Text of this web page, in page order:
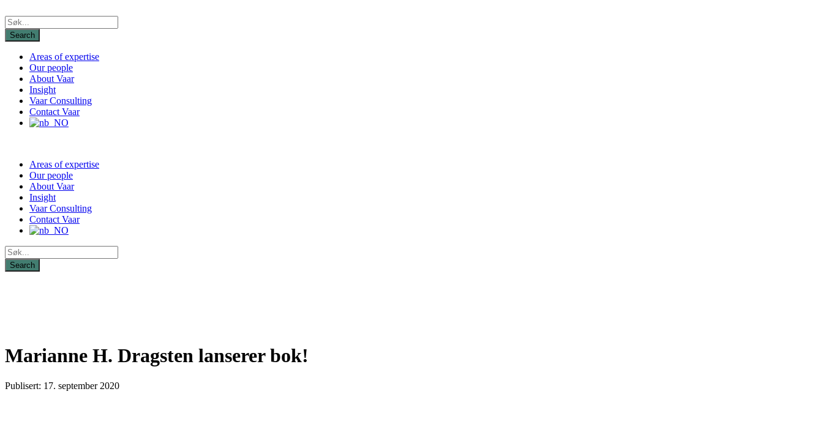
Areas of expertise
Our people
About Vaar
Insight
Vaar Consulting
Contact Vaar
Areas of expertise
Our people
About Vaar
Insight
Vaar Consulting
Contact Vaar
Marianne H. Dragsten lanserer bok!
Publisert: 17. september 2020